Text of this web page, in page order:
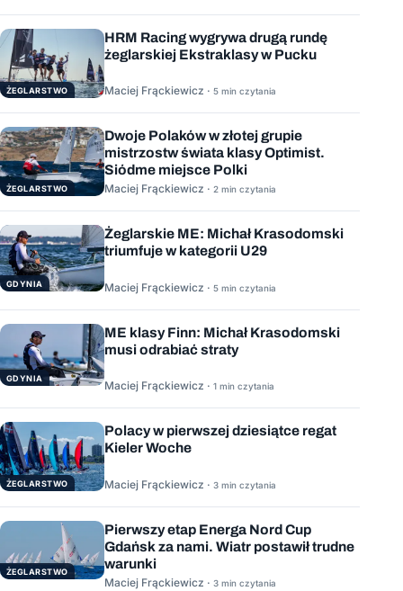
ŻEGLARSTWO
HRM Racing wygrywa drugą rundę
żeglarskiej Ekstraklasy w Pucku
Maciej Frąckiewicz · 5 min czytania
ŻEGLARSTWO
Dwoje Polaków w złotej grupie
mistrzostw świata klasy Optimist.
Siódme miejsce Polki
Maciej Frąckiewicz · 2 min czytania
GDYNIA
Żeglarskie ME: Michał Krasodomski
triumfuje w kategorii U29
Maciej Frąckiewicz · 5 min czytania
GDYNIA
ME klasy Finn: Michał Krasodomski
musi odrabiać straty
Maciej Frąckiewicz · 1 min czytania
ŻEGLARSTWO
Polacy w pierwszej dziesiątce regat
Kieler Woche
Maciej Frąckiewicz · 3 min czytania
ŻEGLARSTWO
Pierwszy etap Energa Nord Cup
Gdańsk za nami. Wiatr postawił trudne
warunki
Maciej Frąckiewicz · 3 min czytania